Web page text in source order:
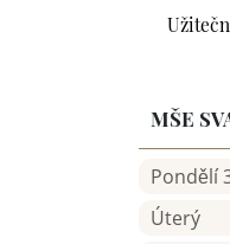
MŠE
Pondělí
Úterý